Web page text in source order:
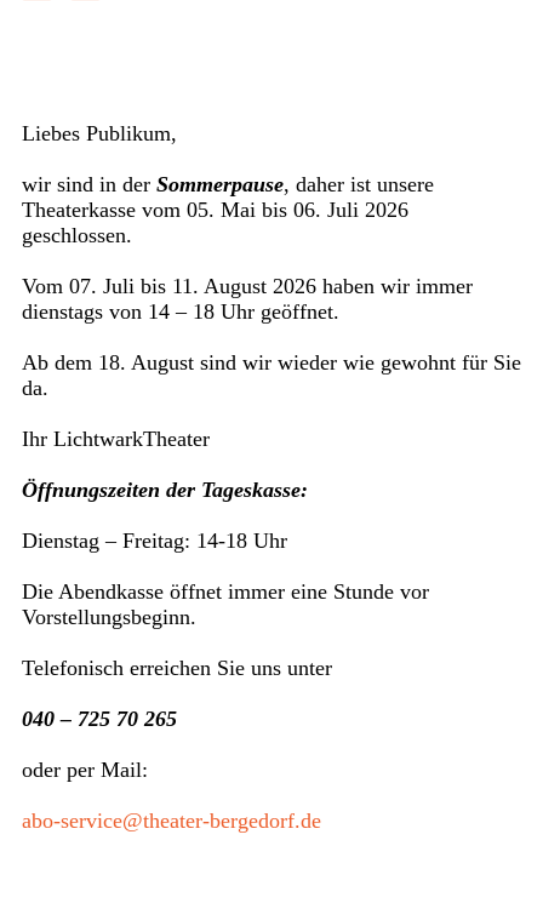
Liebes Publikum,
wir sind in derSommerpause, daher ist unsere
Theaterkasse vom 05. Mai bis 06. Juli 2026
geschlossen.
Vom 07. Juli bis 11. August 2026 haben wir immer
dienstags von 14 – 18 Uhr geöffnet.
Ab dem 18. August sind wir wieder wie gewohnt für Sie
da.
Ihr LichtwarkTheater
Öffnungszeiten der Tageskasse:
Dienstag – Freitag: 14-18 Uhr
Die Abendkasse öffnet immer eine Stunde vor
Vorstellungsbeginn.
Telefonisch erreichen Sie uns unter
040 – 725 70 265
oder per Mail:
abo-service@theater-bergedorf.de